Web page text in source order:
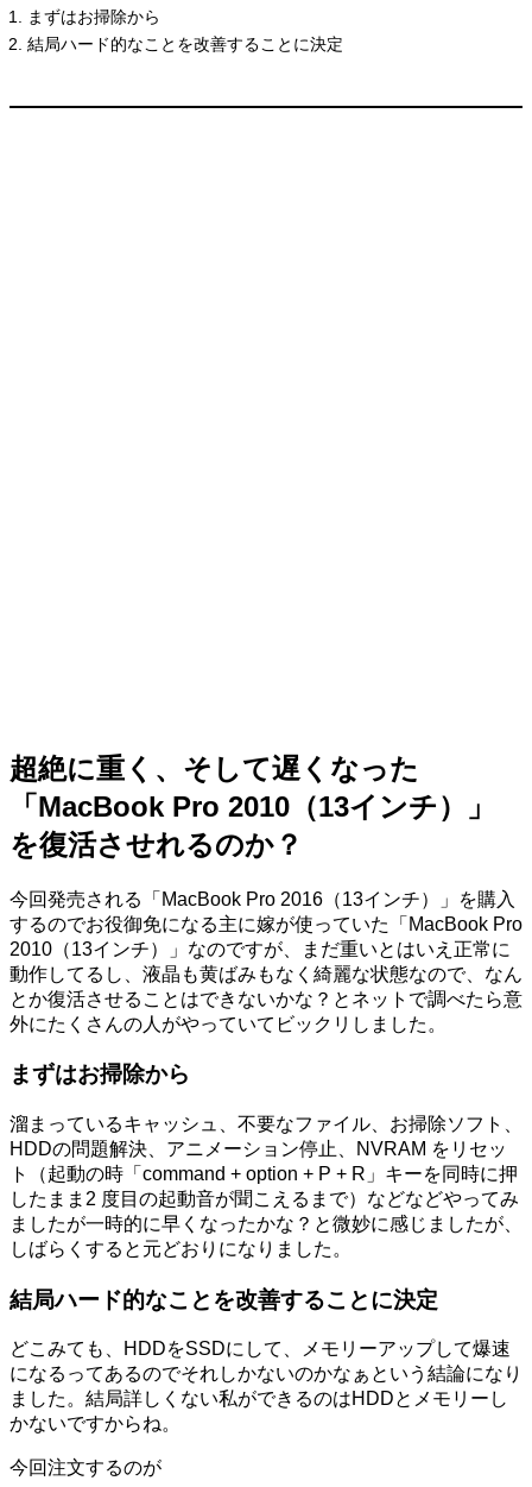
まずはお掃除から
結局ハード的なことを改善することに決定
超絶に重く、そして遅くなった
「MacBook Pro 2010（13インチ）」
を復活させれるのか？
今回発売される「MacBook Pro 2016（13インチ）」を購入
するのでお役御免になる主に嫁が使っていた「MacBook Pro
2010（13インチ）」なのですが、まだ重いとはいえ正常に
動作してるし、液晶も黄ばみもなく綺麗な状態なので、なん
とか復活させることはできないかな？とネットで調べたら意
外にたくさんの人がやっていてビックリしました。
まずはお掃除から
溜まっているキャッシュ、不要なファイル、お掃除ソフト、
HDDの問題解決、アニメーション停止、NVRAM をリセッ
ト（起動の時「command + option + P + R」キーを同時に押
したまま2 度目の起動音が聞こえるまで）などなどやってみ
ましたが一時的に早くなったかな？と微妙に感じましたが、
しばらくすると元どおりになりました。
結局ハード的なことを改善することに決定
どこみても、HDDをSSDにして、メモリーアップして爆速
になるってあるのでそれしかないのかなぁという結論になり
ました。結局詳しくない私ができるのはHDDとメモリーし
かないですからね。
今回注文するのが